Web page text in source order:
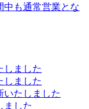
中も通常営業とな
ました
ました
たしました
した